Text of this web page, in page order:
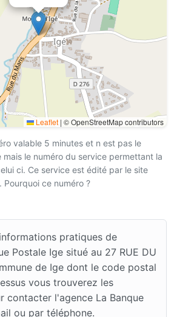
Leaflet | © OpenStreetMap contributors
valable 5 minutes et n est pas le
le numéro du service permettant la
ci. Ce service est édité par le site
ce numéro ?
pratiques de
Postale Ige situé au 27 RUE DU
de Ige dont le code postal
vous trouverez les
contacter l'agence La Banque
ou par téléphone.